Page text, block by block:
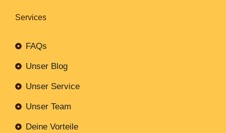
Services
FAQs
Unser Blog
Unser Service
Unser Team
Deine Vorteile